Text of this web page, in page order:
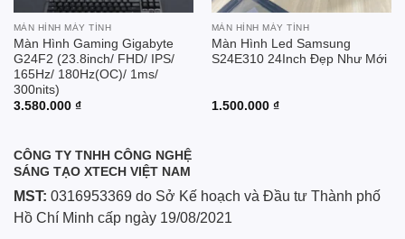
MÀN HÌNH MÁY TÍNH
Màn Hình Gaming Gigabyte
G24F2 (23.8inch/ FHD/ IPS/
165Hz/ 180Hz(OC)/ 1ms/
300nits)
3.580.000 ₫
MÀN HÌNH MÁY TÍNH
Màn Hình Led Samsung
S24E310 24Inch Đẹp Như Mới
1.500.000 ₫
CÔNG TY TNHH CÔNG NGHỆ
SÁNG TẠO XTECH VIỆT NAM
MST: 0316953369 do Sở Kế hoạch và Đầu tư Thành phố
Hồ Chí Minh cấp ngày 19/08/2021